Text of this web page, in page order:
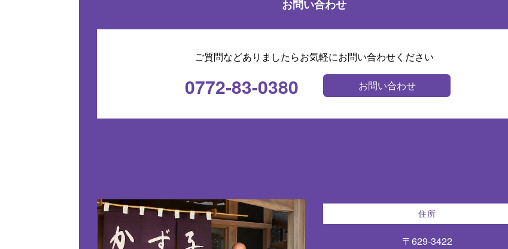
お問い合わせ
ご質問などありましたらお気軽にお問い合わせください
0772-83-0380 お問い合わせ
住所
〒629-3422